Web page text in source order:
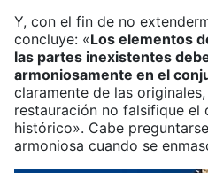
Y, con el fin de no
concluye: «Los elementos
las partes inexistentes
armoniosamente en el
claramente de las
restauración no falsifique
histórico». Cabe
armoniosa cuando se